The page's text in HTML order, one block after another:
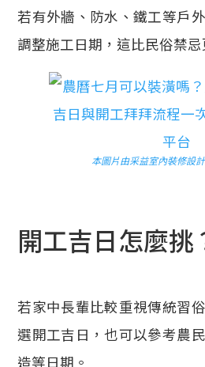
若有外牆、防水、鐵工等戶
調整施工日期，這比民俗禁
本圖片由采益室內裝修設
開工吉日怎麼挑
若家中長輩比較重視傳統習
選開工吉日，也可以參考農
造等日期。